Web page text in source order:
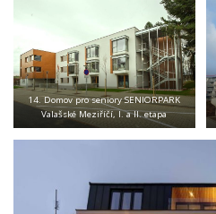
14. Domov pro seniory SENIORPARK
Valašské Meziříčí, I. a II. etapa